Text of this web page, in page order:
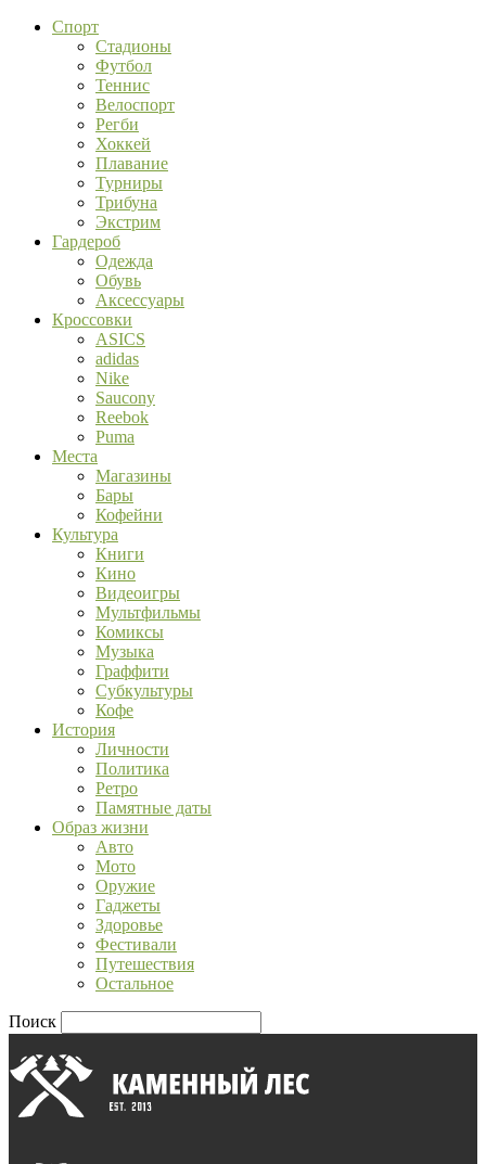
Спорт
Стадионы
Футбол
Теннис
Велоспорт
Регби
Хоккей
Плавание
Турниры
Трибуна
Экстрим
Гардероб
Одежда
Обувь
Аксессуары
Кроссовки
ASICS
adidas
Nike
Saucony
Reebok
Puma
Места
Магазины
Бары
Кофейни
Культура
Книги
Кино
Видеоигры
Мультфильмы
Комиксы
Музыка
Граффити
Субкультуры
Кофе
История
Личности
Политика
Ретро
Памятные даты
Образ жизни
Авто
Мото
Оружие
Гаджеты
Здоровье
Фестивали
Путешествия
Остальное
Поиск